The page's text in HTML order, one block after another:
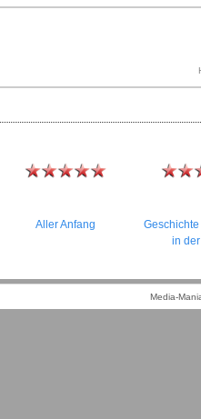
Aller Anfang
in
Media-